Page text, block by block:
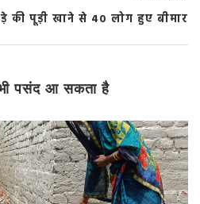
की पूड़ी खाने से 40 लोग हुए बीमार
पसंद आ सकता है